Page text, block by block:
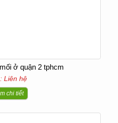
ở quận 2 tphcm
Liên hệ
chi tiết